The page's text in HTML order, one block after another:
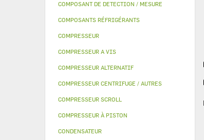
COMPOSANT DE DETECTION / MESURE
COMPOSANTS RÉFRIGÉRANTS
COMPRESSEUR
COMPRESSEUR A VIS
COMPRESSEUR ALTERNATIF
COMPRESSEUR CENTRIFUGE / AUTRES
COMPRESSEUR SCROLL
COMPRESSEUR À PISTON
CONDENSATEUR